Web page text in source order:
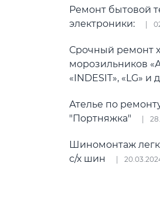
Ремонт бытовой
электроники:
Срочный ремонт
морозильников
«INDESIT», «LG» и
Ателье по
"Портняжка"
Шиномонтаж
с/х шин